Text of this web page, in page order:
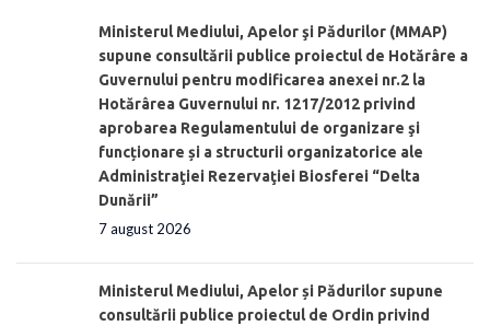
Ministerul Mediului, Apelor şi Pădurilor (MMAP)
supune consultării publice proiectul de Hotărâre a
Guvernului pentru modificarea anexei nr.2 la
Hotărârea Guvernului nr. 1217/2012 privind
aprobarea Regulamentului de organizare şi
funcționare și a structurii organizatorice ale
Administraţiei Rezervaţiei Biosferei “Delta
Dunării”
7 august 2026
Ministerul Mediului, Apelor și Pădurilor supune
consultării publice proiectul de Ordin privind